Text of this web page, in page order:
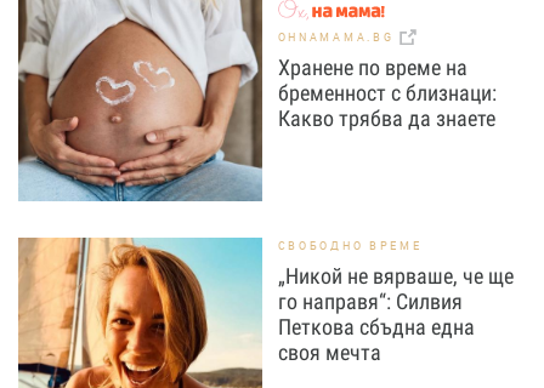
OHNAMAMA.BG
Хранене по време на
бременност с близнаци:
Какво трябва да знаете
СВОБОДНО ВРЕМЕ
„Никой не вярваше, че ще
го направя“: Силвия
Петкова сбъдна една
своя мечта